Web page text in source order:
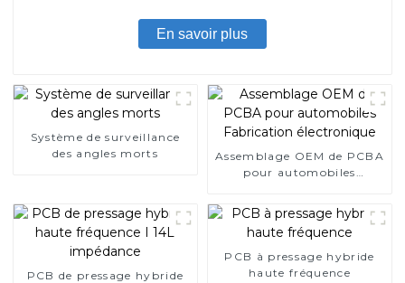
En savoir plus
Système de surveillance
des angles morts
Assemblage OEM de PCBA
pour automobiles
PCB de pressage hybride
PCB à pressage hybride
haute fréquence